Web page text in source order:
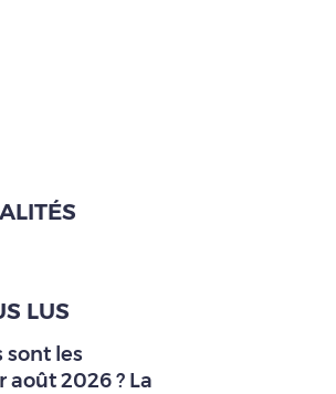
LUS
sont les
août 2026 ? La